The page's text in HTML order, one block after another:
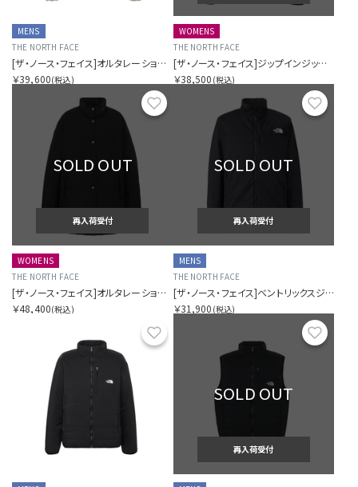
MENS
THE NORTH FACE
[ザ・ノース・フェイス]オルタレーションゼファーシェルカーディガン（メンズ）
￥39,600(税込)
WOMENS
THE NORTH FACE
[ザ・ノース・フェイス]ジップインジップアコンカグアジャケット（レディース）
￥38,500 (税込)
お気に入り
SOLD OUT
再入荷受付
WOMENS
THE NORTH FACE
[ザ・ノース・フェイス]オルタレーションゼファーシェルハーフコート（レディース）
￥48,400(税込)
SOLD OUT
再入荷受付
MENS
THE NORTH FACE
[ザ・ノース・フェイス]ベントリックスジャケット（メンズ）
￥31,900 (税込)
お気に入り
SOLD OUT
再入荷受付